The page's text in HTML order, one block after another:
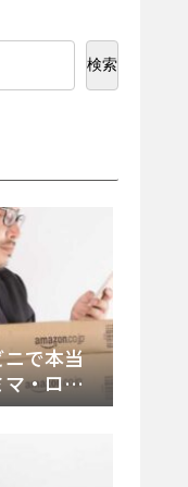
検索
で本当
・ロー
販売場